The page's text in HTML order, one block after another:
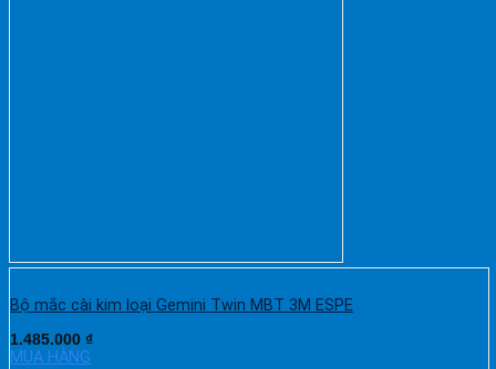
Bộ mắc cài kim loại Gemini Twin MBT 3M ESPE
1.485.000 ₫
MUA HÀNG